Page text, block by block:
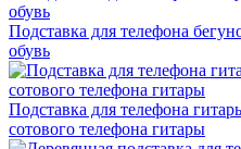
Подставка для телефона
обувь
Подставка для телефона
сотового телефона гитары